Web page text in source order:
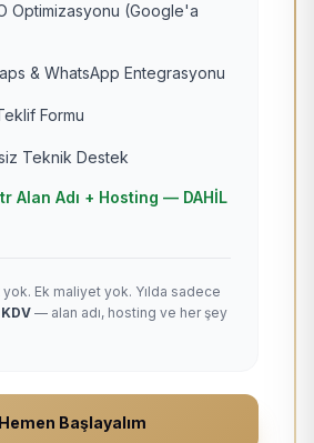
Optimizasyonu (Google'a
& WhatsApp Entegrasyonu
Formu
Teknik Destek
Alan Adı + Hosting — DAHİL
yok. Ek maliyet yok. Yılda sadece
— alan adı, hosting ve her şey
Hemen Başlayalım